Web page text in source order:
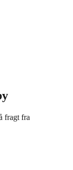
fragt fra